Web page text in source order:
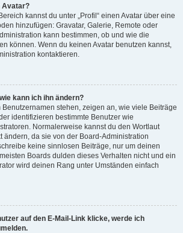
Avatar?
kannst du unter „Profil“ einen Avatar über eine
hinzufügen: Gravatar, Galerie, Remote oder
kann bestimmen, ob und wie die
können. Wenn du keinen Avatar benutzen kannst,
kontaktieren.
kann ich ihn ändern?
stehen, zeigen an, wie viele Beiträge
identifizieren bestimmte Benutzer wie
Normalerweise kannst du den Wortlaut
ändern, da sie von der Board-Administration
keine sinnlosen Beiträge, nur um deinen
Boards dulden dieses Verhalten nicht und ein
wird deinen Rang unter Umständen einfach
auf den E-Mail-Link klicke, werde ich